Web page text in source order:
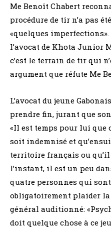
Me Benoît Chabert
procédure de tir n’a pas
«quelques
l’avocat de Khota Junior
c’est le terrain de tir qui
argument que réfute Me
L’avocat du jeune
prendre fin, jurant que
«Il est temps pour lui que
soit indemnisé et
territoire français ou qu’il
l’instant, il est un peu
quatre personnes qui
obligatoirement plaider la
général auditionné:
doit quelque chose à ce